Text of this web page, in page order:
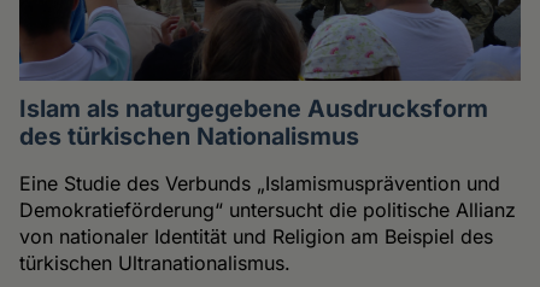
Islam als naturgegebene Ausdrucksform
des türkischen Nationalismus
Eine Studie des Verbunds „Islamismusprävention und
Demokratieförderung“ untersucht die politische Allianz
von nationaler Identität und Religion am Beispiel des
türkischen Ultranationalismus.